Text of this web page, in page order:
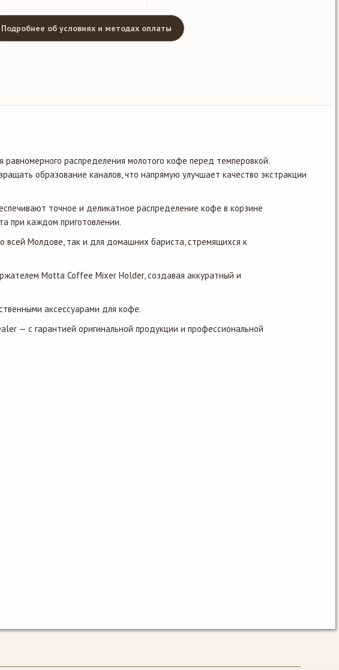
Подробнее об условиях и методах оплаты
распределения молотого кофе перед темперовкой.
образование каналов, что напрямую улучшает качество экстракции
точное и деликатное распределение кофе в корзине
при каждом приготовлении.
всей Молдове, так и для домашних бариста, стремящихся к
Motta Coffee Mixer Holder, создавая аккуратный и
аксессуарами для кофе.
— с гарантией оригинальной продукции и профессиональной